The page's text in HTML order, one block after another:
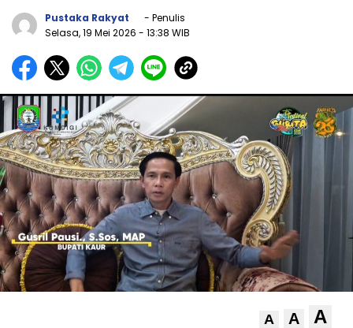
Pustaka Rakyat
- Penulis
Selasa, 19 Mei 2026 - 13:38 WIB
A A A